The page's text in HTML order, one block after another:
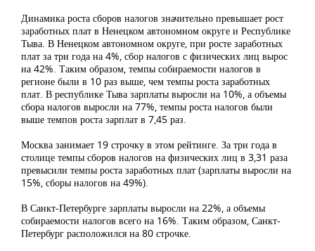
Динамика роста сборов налогов значительно превышает рост
заработных плат в Ненецком автономном округе и Республике
Тыва. В Ненецком автономном округе, при росте заработных
плат за три года на 4%, сбор налогов с физических лиц вырос
на 42%. Таким образом, темпы собираемости налогов в
регионе были в 10 раз выше, чем темпы роста заработных
плат. В республике Тыва зарплаты выросли на 10%, а объемы
сбора налогов выросли на 77%, темпы роста налогов были
выше темпов роста зарплат в 7,45 раз.
Москва занимает 19 строчку в этом рейтинге. За три года в
столице темпы сборов налогов на физических лиц в 3,31 раза
превысили темпы роста заработных плат (зарплаты выросли на
15%, сборы налогов на 49%).
В Санкт-Петербурге зарплаты выросли на 22%, а объемы
собираемости налогов всего на 16%. Таким образом, Санкт-
Петербург расположился на 80 строчке.